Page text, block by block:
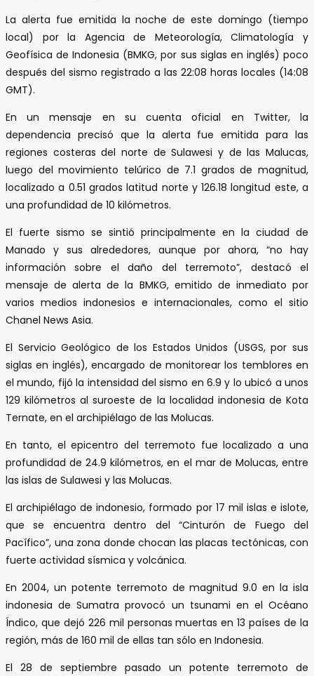
La alerta fue emitida la noche de este domingo (tiempo
local) por la Agencia de Meteorología, Climatología y
Geofísica de Indonesia (BMKG, por sus siglas en inglés) poco
después del sismo registrado a las 22:08 horas locales (14:08
GMT).
En un mensaje en su cuenta oficial en Twitter, la
dependencia precisó que la alerta fue emitida para las
regiones costeras del norte de Sulawesi y de las Malucas,
luego del movimiento telúrico de 7.1 grados de magnitud,
localizado a 0.51 grados latitud norte y 126.18 longitud este, a
una profundidad de 10 kilómetros.
El fuerte sismo se sintió principalmente en la ciudad de
Manado y sus alrededores, aunque por ahora, “no hay
información sobre el daño del terremoto”, destacó el
mensaje de alerta de la BMKG, emitido de inmediato por
varios medios indonesios e internacionales, como el sitio
Chanel News Asia.
El Servicio Geológico de los Estados Unidos (USGS, por sus
siglas en inglés), encargado de monitorear los temblores en
el mundo, fijó la intensidad del sismo en 6.9 y lo ubicó a unos
129 kilómetros al suroeste de la localidad indonesia de Kota
Ternate, en el archipiélago de las Molucas.
En tanto, el epicentro del terremoto fue localizado a una
profundidad de 24.9 kilómetros, en el mar de Molucas, entre
las islas de Sulawesi y las Molucas.
El archipiélago de indonesio, formado por 17 mil islas e islote,
que se encuentra dentro del “Cinturón de Fuego del
Pacífico”, una zona donde chocan las placas tectónicas, con
fuerte actividad sísmica y volcánica.
En 2004, un potente terremoto de magnitud 9.0 en la isla
indonesia de Sumatra provocó un tsunami en el Océano
Índico, que dejó 226 mil personas muertas en 13 países de la
región, más de 160 mil de ellas tan sólo en Indonesia.
El 28 de septiembre pasado un potente terremoto de